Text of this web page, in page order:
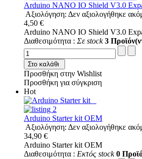
Arduino NANO IO Shield V3.0
Αξιολόγηση: Δεν αξιολογήθηκε
4,50 €
Arduino NANO IO Shield V3.0
Διαθεσιμότητα : Σε stock 3
Στο καλάθι
Προσθήκη στην Wishlist
Προσθήκη για σύγκριση
Hot
Arduino Starter kit OEM
Αξιολόγηση: Δεν αξιολογήθηκε
34,90 €
Arduino Starter kit OEM
Διαθεσιμότητα : Εκτός stock 0